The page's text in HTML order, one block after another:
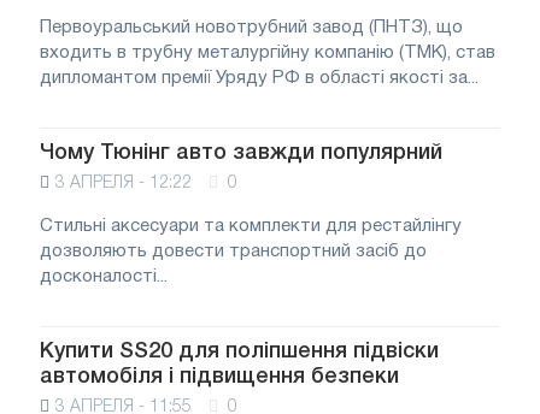
Первоуральський новотрубний завод (ПНТЗ), що
входить в трубну металургійну компанію (ТМК), став
дипломантом премії Уряду РФ в області якості за...
Чому Тюнінг авто завжди популярний
3 АПРЕЛЯ - 12:22 0
Стильні аксесуари та комплекти для рестайлінгу
дозволяють довести транспортний засіб до
досконалості...
Купити SS20 для поліпшення підвіски
автомобіля і підвищення безпеки
3 АПРЕЛЯ - 11:55 0